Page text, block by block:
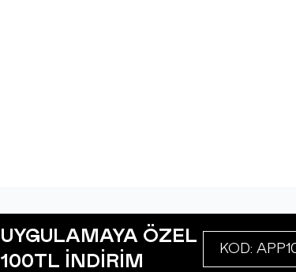
UYGULAMAYA ÖZEL
100TL İNDİRİM
KOD: